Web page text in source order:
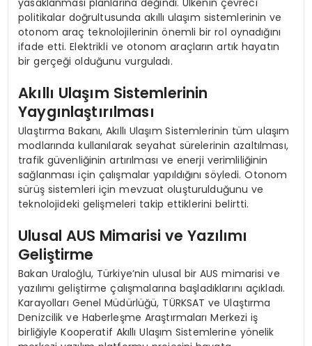
politikalar doğrultusunda akıllı ulaşım sistemlerinin ve
otonom araç teknolojilerinin önemli bir rol oynadığını
ifade etti. Elektrikli ve otonom araçların artık hayatın
bir gerçeği olduğunu vurguladı.
Akıllı Ulaşım Sistemlerinin
Yaygınlaştırılması
Ulaştırma Bakanı, Akıllı Ulaşım Sistemlerinin tüm ulaşım
modlarında kullanılarak seyahat sürelerinin azaltılması,
trafik güvenliğinin artırılması ve enerji verimliliğinin
sağlanması için çalışmalar yapıldığını söyledi. Otonom
sürüş sistemleri için mevzuat oluşturulduğunu ve
teknolojideki gelişmeleri takip ettiklerini belirtti.
Ulusal AUS Mimarisi ve Yazılımı
Geliştirme
Bakan Uraloğlu, Türkiye’nin ulusal bir AUS mimarisi ve
yazılımı geliştirme çalışmalarına başladıklarını açıkladı.
Karayolları Genel Müdürlüğü, TÜRKSAT ve Ulaştırma
Denizcilik ve Haberleşme Araştırmaları Merkezi iş
birliğiyle Kooperatif Akıllı Ulaşım Sistemlerine yönelik